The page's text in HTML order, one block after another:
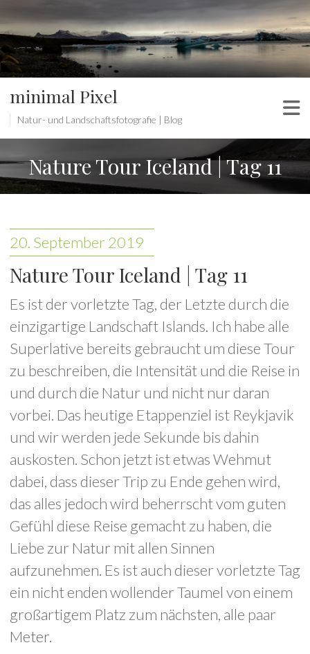
minimal Pixel
Natur- und Landschaftsfotografie | Blog
Nature Tour Iceland | Tag 11
20. September 2019
Nature Tour Iceland | Tag 11
Es ist der vorletzte Tag, der Letzte durch die
einzigartige Landschaft Islands. Ich habe alle
Superlative bereits gebraucht um diese Tour
zu beschreiben, die Intensität und die Reise in
und durch die Natur und nicht nur daran
vorbei. Das heutige Etappenziel ist Reykjavik
und wir werden jede Sekunde bis dahin
auskosten. Schon jetzt ist etwas Wehmut
dabei, dass dieser Trip zu Ende gehen wird,
das alles jedoch wird beherrscht vom guten
Gefühl diese Reise gemacht zu haben, die
Liebe zur Natur mit allen Sinnen
aufzunehmen. Es ist auch dieser vorletzte Tag
ein nicht enden wollender Taumel von einem
großartigem Platz zum nächsten, alle paar
Meter.